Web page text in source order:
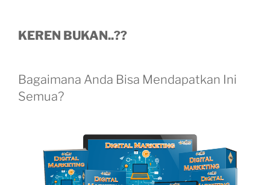
KEREN BUKAN..??
Bagaimana Anda Bisa Mendapatkan Ini
Semua?